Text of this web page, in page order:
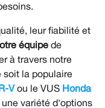
leur fiabilité et
équipe de
à travers notre
soit la populaire
Vou le VUS Honda
variété d'options